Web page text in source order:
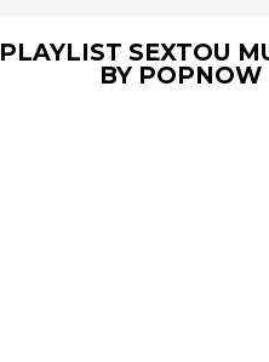
PLAYLIST SEXTOU
BY POPNOW